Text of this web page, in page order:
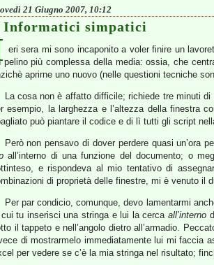
21 Giugno 2007, 10:12
Informatici simpatici
eri sera mi sono incaponito a voler finire un
pelino più complessa della media: ossia, che
aprirne uno nuovo (nelle questioni tecniche
La cosa non è affatto difficile; richiede tre minuti
esempio, la larghezza e l’altezza della finestra
può piantare il codice e di lì tutti gli script
Però non pensavo di dover perdere quasi un’ora
all’interno di una funzione del documento; o
e rispondeva al mio tentativo di
di proprietà delle finestre, mi è venuto il
Per par condicio, comunque, devo lamentarmi
tu inserisci una stringa e lui la cerca all’interno
il tappeto e nell’angolo dietro all’armadio.
di mostrarmelo immediatamente lui mi faccia
per vedere se c’è la mia stringa nel risultato;